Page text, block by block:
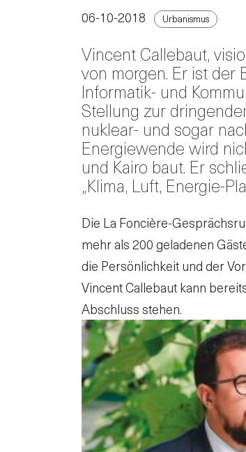
06-10-2018 Urbanismus
Vincent Callebaut,
von morgen. Er ist der
Informatik- und
Stellung zur
nuklear- und sogar
Energiewende wird
und Kairo baut. Er
„Klima, Luft, Energie-
Die La Foncière-
mehr als 200 geladenen
die Persönlichkeit und der
Vincent Callebaut kann
Abschluss stehen.